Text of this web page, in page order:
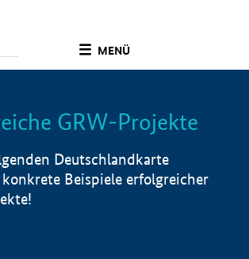
MENÜ
Info
GRW-Projekte
Deutschlandkarte
Beispiele erfolgreicher